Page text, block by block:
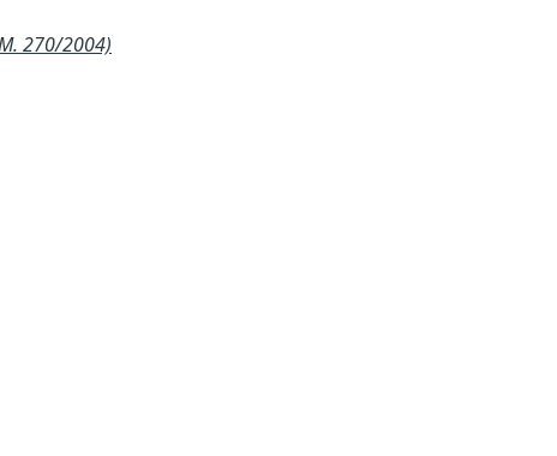
270/2004)